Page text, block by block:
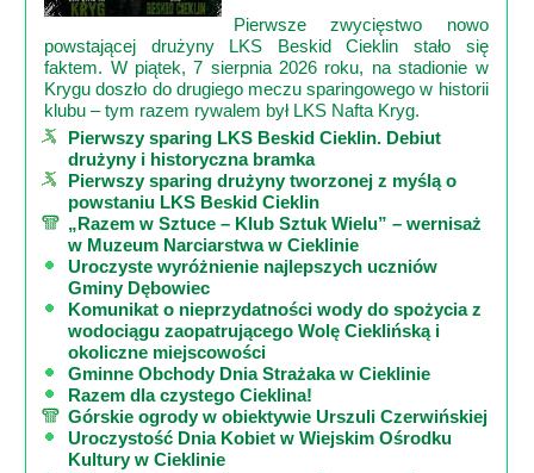
Pierwsze zwycięstwo nowo
powstającej drużyny LKS Beskid Cieklin stało się
faktem. W piątek, 7 sierpnia 2026 roku, na stadionie w
Krygu doszło do drugiego meczu sparingowego w historii
klubu – tym razem rywalem był LKS Nafta Kryg.
Pierwszy sparing LKS Beskid Cieklin. Debiut
drużyny i historyczna bramka
Pierwszy sparing drużyny tworzonej z myślą o
powstaniu LKS Beskid Cieklin
„Razem w Sztuce – Klub Sztuk Wielu” – wernisaż
w Muzeum Narciarstwa w Cieklinie
Uroczyste wyróżnienie najlepszych uczniów
Gminy Dębowiec
Komunikat o nieprzydatności wody do spożycia z
wodociągu zaopatrującego Wolę Cieklińską i
okoliczne miejscowości
Gminne Obchody Dnia Strażaka w Cieklinie
Razem dla czystego Cieklina!
Górskie ogrody w obiektywie Urszuli Czerwińskiej
Uroczystość Dnia Kobiet w Wiejskim Ośrodku
Kultury w Cieklinie